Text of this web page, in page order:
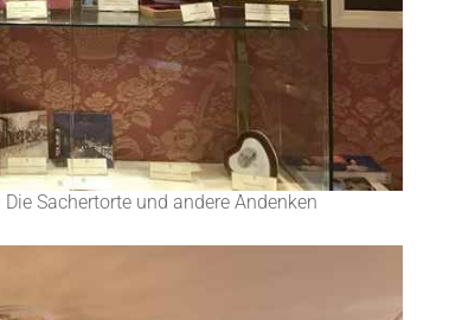
Sachertorte und andere Andenken